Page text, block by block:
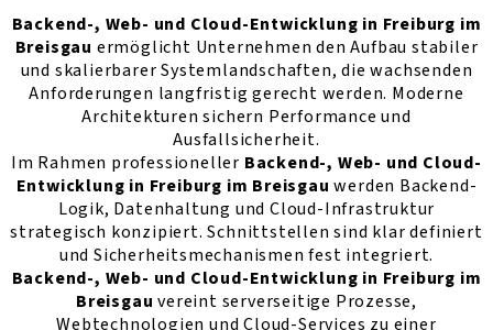
Backend-, Web- und Cloud-Entwicklung in Freiburg im
Breisgau ermöglicht Unternehmen den Aufbau stabiler
und skalierbarer Systemlandschaften, die wachsenden
Anforderungen langfristig gerecht werden. Moderne
Architekturen sichern Performance und
Ausfallsicherheit.
Im Rahmen professioneller Backend-, Web- und Cloud-
Entwicklung in Freiburg im Breisgau werden Backend-
Logik, Datenhaltung und Cloud-Infrastruktur
strategisch konzipiert. Schnittstellen sind klar definiert
und Sicherheitsmechanismen fest integriert.
Backend-, Web- und Cloud-Entwicklung in Freiburg im
Breisgau vereint serverseitige Prozesse,
Webtechnologien und Cloud-Services zu einer